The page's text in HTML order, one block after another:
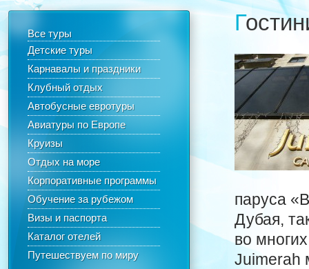
Все туры
Детские туры
Карнавалы и праздники
Клубный отдых
Автобусные евротуры
Авиатуры по Европе
Круизы
Отдых на море
Корпоративные программы
Обучение за рубежом
Визы и паспорта
Каталог отелей
Путешествуем по миру
паруса
Дубая,
во
Juimerah